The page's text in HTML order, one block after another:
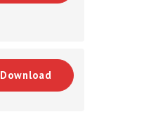
Download